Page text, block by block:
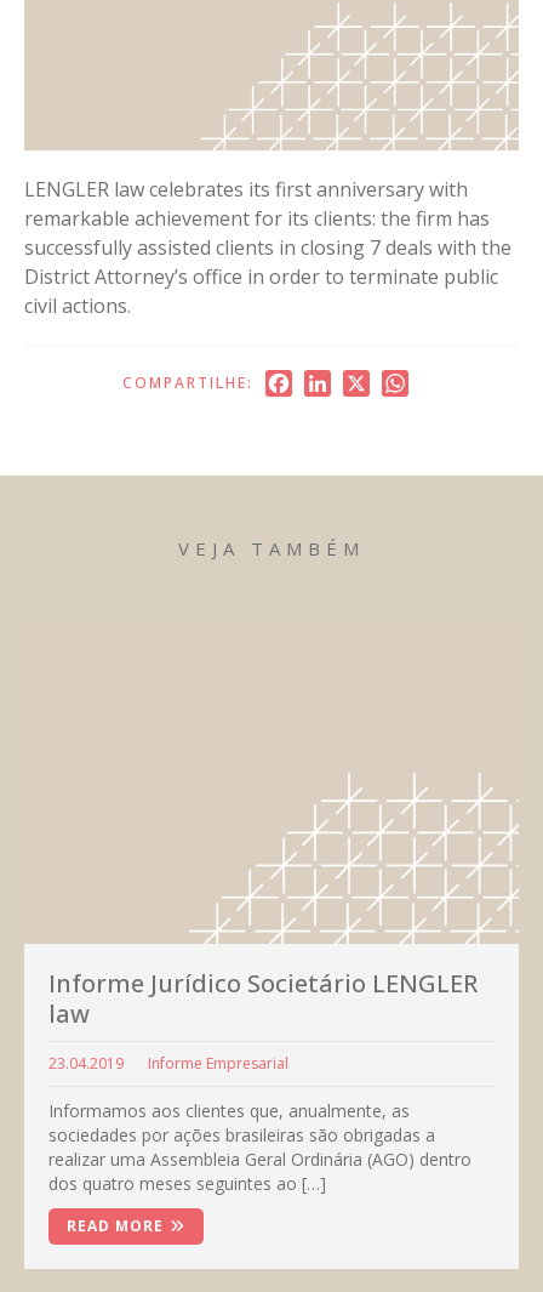
LENGLER law celebrates its first anniversary with
remarkable achievement for its clients: the firm has
successfully assisted clients in closing 7 deals with the
District Attorney’s office in order to terminate public
civil actions.
COMPARTILHE: FacebookLinkedIn
VEJA TAMBÉM
Informe Jurídico Societário LENGLER
law
23.04.2019 Informe Empresarial
Informamos aos clientes que, anualmente, as
sociedades por ações brasileiras são obrigadas a
realizar uma Assembleia Geral Ordinária (AGO) dentro
dos quatro meses seguintes ao […]
READ MORE